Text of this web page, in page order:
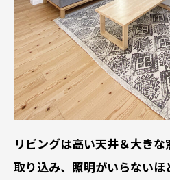
リビングは高い天井＆大き
取り込み、照明がいらない